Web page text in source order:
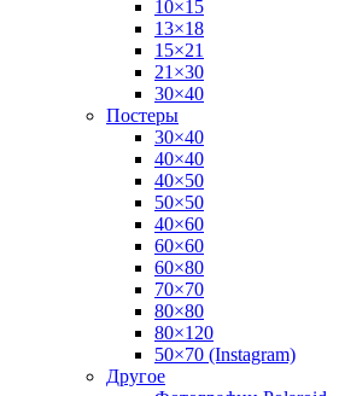
10×15
13×18
15×21
21×30
30×40
Постеры
30×40
40×40
40×50
50×50
40×60
60×60
60×80
70×70
80×80
80×120
50×70 (Instagram)
Другое